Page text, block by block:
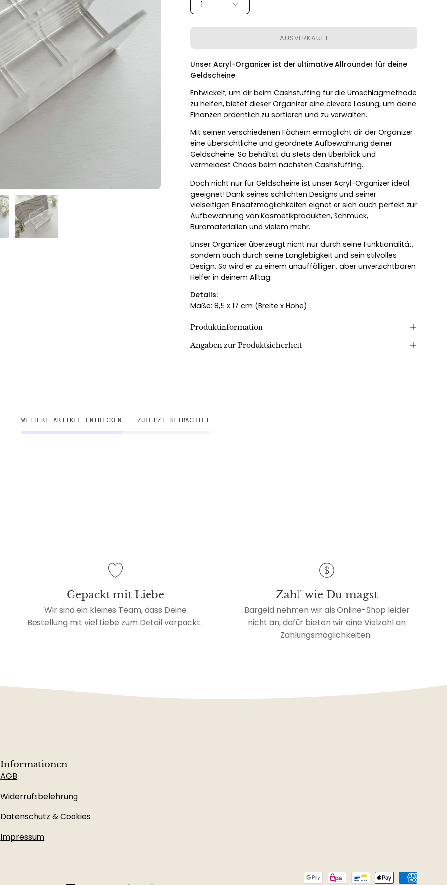
1
AUSVERKAUFT
Unser Acryl-Organizer ist der ultimative Allrounder für deine
Geldscheine
Entwickelt, um dir beim Cashstuffing für die Umschlagmethode
zu helfen, bietet dieser Organizer eine clevere Lösung, um deine
Finanzen ordentlich zu sortieren und zu verwalten.
Mit seinen verschiedenen Fächern ermöglicht dir der Organizer
eine übersichtliche und geordnete Aufbewahrung deiner
Geldscheine. So behältst du stets den Überblick und
vermeidest Chaos beim nächsten Cashstuffing.
Doch nicht nur für Geldscheine ist unser Acryl-Organizer ideal
geeignet! Dank seines schlichten Designs und seiner
vielseitigen Einsatzmöglichkeiten eignet er sich auch perfekt zur
Aufbewahrung von Kosmetikprodukten, Schmuck,
Büromaterialien und vielem mehr.
Unser Organizer überzeugt nicht nur durch seine Funktionalität,
sondern auch durch seine Langlebigkeit und sein stilvolles
Design. So wird er zu einem unauffälligen, aber unverzichtbaren
Helfer in deinem Alltag.
Details:
Maße: 8,5 x 17 cm (Breite x Höhe)
Produktinformation
Angaben zur Produktsicherheit
WEITERE ARTIKEL ENTDECKEN ZULETZT BETRACHTET
Gepackt mit Liebe
Wir sind ein kleines Team, dass Deine
Bestellung mit viel Liebe zum Detail verpackt.
Zahl' wie Du magst
Bargeld nehmen wir als Online-Shop leider
nicht an, dafür bieten wir eine Vielzahl an
Zahlungsmöglichkeiten.
Informationen
AGB
Widerrufsbelehrung
Datenschutz & Cookies
Impressum